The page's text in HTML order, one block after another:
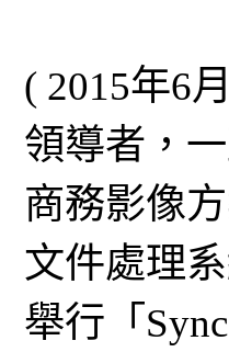
( 2015年6
領導者，
商務影像
文件處理
舉行「